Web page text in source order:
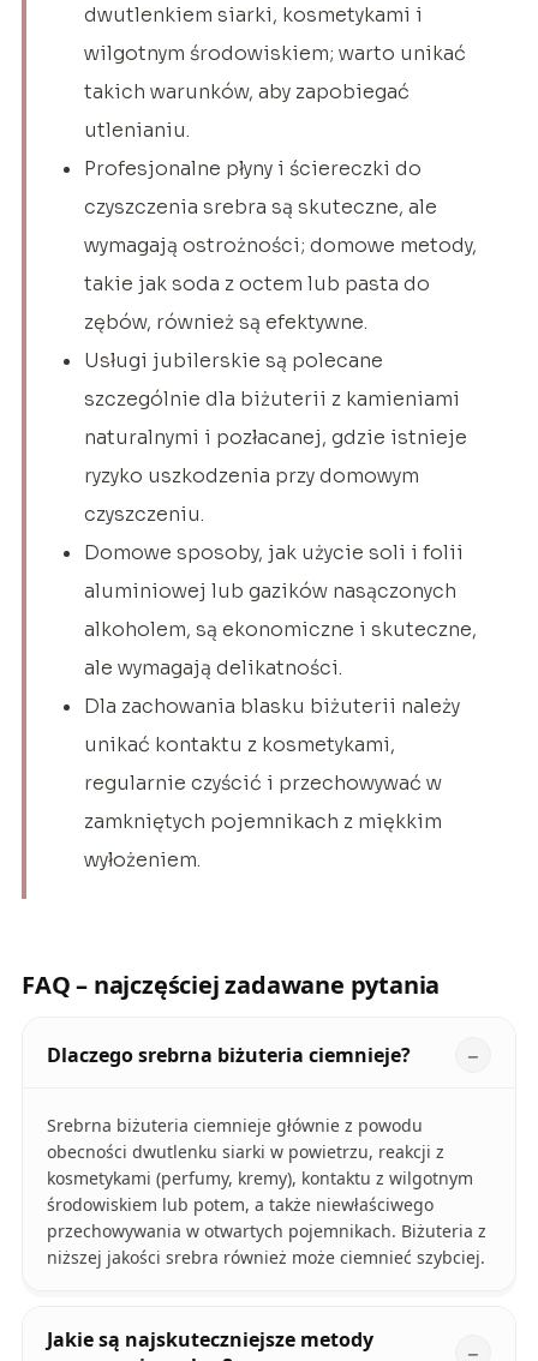
dwutlenkiem siarki, kosmetykami i
wilgotnym środowiskiem; warto unikać
takich warunków, aby zapobiegać
utlenianiu.
Profesjonalne płyny i ściereczki do
czyszczenia srebra są skuteczne, ale
wymagają ostrożności; domowe metody,
takie jak soda z octem lub pasta do
zębów, również są efektywne.
Usługi jubilerskie są polecane
szczególnie dla biżuterii z kamieniami
naturalnymi i pozłacanej, gdzie istnieje
ryzyko uszkodzenia przy domowym
czyszczeniu.
Domowe sposoby, jak użycie soli i folii
aluminiowej lub gazików nasączonych
alkoholem, są ekonomiczne i skuteczne,
ale wymagają delikatności.
Dla zachowania blasku biżuterii należy
unikać kontaktu z kosmetykami,
regularnie czyścić i przechowywać w
zamkniętych pojemnikach z miękkim
wyłożeniem.
FAQ – najczęściej zadawane pytania
Dlaczego srebrna biżuteria ciemnieje?
Srebrna biżuteria ciemnieje głównie z powodu
obecności dwutlenku siarki w powietrzu, reakcji z
kosmetykami (perfumy, kremy), kontaktu z wilgotnym
środowiskiem lub potem, a także niewłaściwego
przechowywania w otwartych pojemnikach. Biżuteria z
niższej jakości srebra również może ciemnieć szybciej.
Jakie są najskuteczniejsze metody